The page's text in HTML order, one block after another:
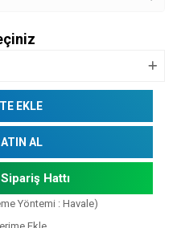
EKLE
AL
Hattı
Yöntemi : Havale)